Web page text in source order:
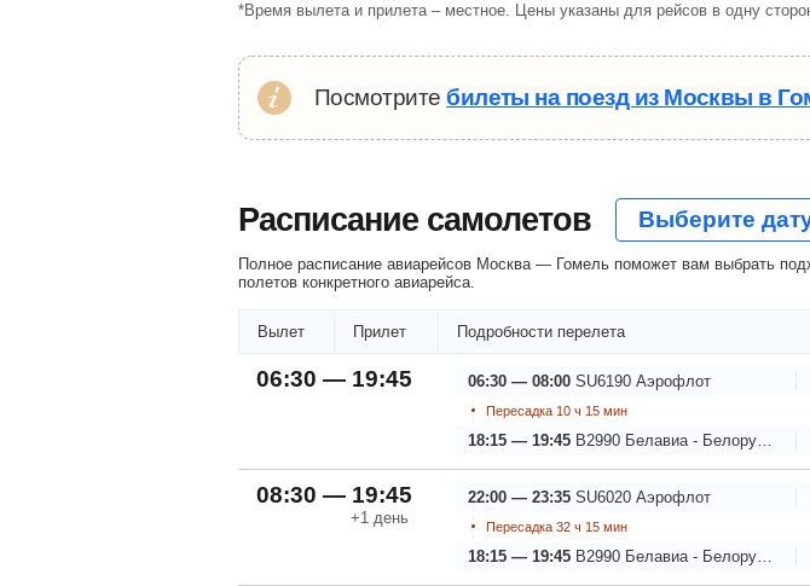
*Время вылета и прилета – местное. Цены указаны для рейсов в одну
Посмотритебилеты на поезд из Москвы в
Расписание самолетов
Полное расписание авиарейсов Москва — Гомель поможет вам выбрать
полетов конкретного авиарейса.
Вылет Прилет Подробности перелета
06:30 — 19:45 06:30 — 08:00 SU6190 Аэрофлот
Пересадка 10 ч 15 мин
18:15 — 19:45 B2990 Белавиа - Белорусские авиалинии
08:30 — 19:45
+1 день
22:00 — 23:35 SU6020 Аэрофлот
Пересадка 32 ч 15 мин
18:15 — 19:45 B2990 Белавиа - Белорусские авиалинии